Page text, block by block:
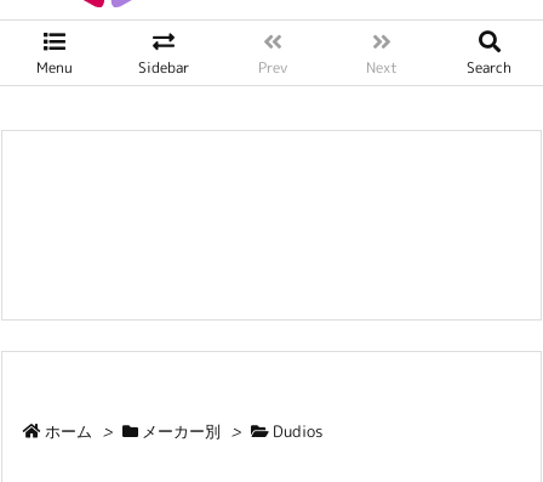
Menu Sidebar Prev Next Search
ホーム > メーカー別 > Dudios